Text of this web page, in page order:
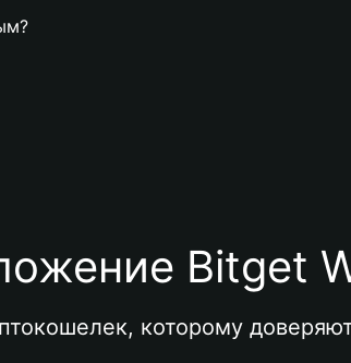
Bitget
которому